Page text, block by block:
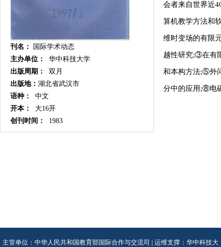
刊名：
国际学术动态
主办单位：
华中科技大学
出版周期：
双月
出版地： 湖北省武汉市
语种：
中文
开本：
大16开
创刊时间：
1983
会者来自世界近
算机教学方法和
维时变场的有限
越性研究;③在有
和本构方法;⑤外
分中的应用;⑧电
主管单位：中华人民共和国教育部国际合作与交流司 | 运维支撑：华中科技大